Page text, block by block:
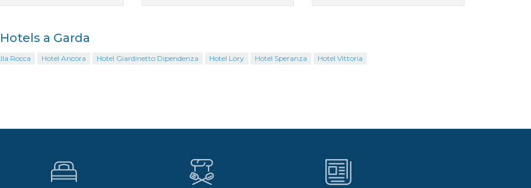
a Garda
Rocca Hotel Ancora Hotel Giardinetto Dipendenza Hotel Lory Hotel Speranza Hotel Vittoria